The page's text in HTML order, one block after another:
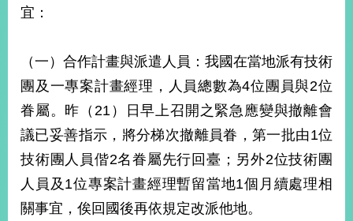
宜：
（一）合作計畫與派遣人員：我國在當地派有技術
團及一專案計畫經理，人員總數為4位團員與2位
眷屬。昨（21）日早上召開之緊急應變與撤離會
議已妥善指示，將分梯次撤離員眷，第一批由1位
技術團人員偕2名眷屬先行回臺；另外2位技術團
人員及1位專案計畫經理暫留當地1個月續處理相
關事宜，俟回國後再依規定改派他地。